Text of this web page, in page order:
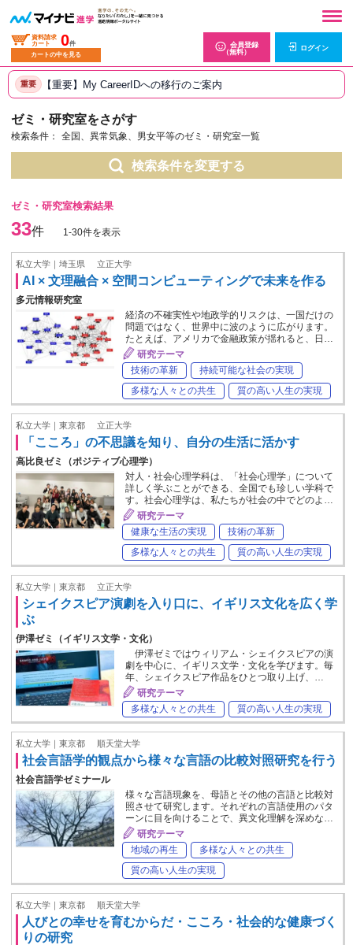
資料請求
カート
0件
カートの中を見る
会員登録
（無料）
ログイン
重要 【重要】My CareerIDへの移行のご案内
ゼミ・研究室をさがす
検索条件： 全国、異常気象、男女平等のゼミ・研究室一覧
検索条件を変更する
ゼミ・研究室検索結果
33件 1-30件を表示
私立大学｜埼玉県 立正大学
AI × 文理融合 × 空間コンピューティングで未来を作る
多元情報研究室
経済の不確実性や地政学的リスクは、一国だけの
問題ではなく、世界中に波のように広がります。
たとえば、アメリカで金融政策が揺れると、日…
研究テーマ
技術の革新
持続可能な社会の実現
多様な人々との共生
質の高い人生の実現
私立大学｜東京都 立正大学
「こころ」の不思議を知り、自分の生活に活かす
高比良ゼミ（ポジティブ心理学）
対人・社会心理学科は、「社会心理学」について
詳しく学ぶことができる、全国でも珍しい学科で
す。社会心理学は、私たちが社会の中でどのよ…
研究テーマ
健康な生活の実現
技術の革新
多様な人々との共生
質の高い人生の実現
私立大学｜東京都 立正大学
シェイクスピア演劇を入り口に、イギリス文化を広く学
ぶ
伊澤ゼミ（イギリス文学・文化）
伊澤ゼミではウィリアム・シェイクスピアの演
劇を中心に、イギリス文学・文化を学びます。毎
年、シェイクスピア作品をひとつ取り上げ、…
研究テーマ
多様な人々との共生
質の高い人生の実現
私立大学｜東京都 順天堂大学
社会言語学的観点から様々な言語の比較対照研究を行う
社会言語学ゼミナール
様々な言語現象を、母語とその他の言語と比較対
照させて研究します。それぞれの言語使用のパタ
ーンに目を向けることで、異文化理解を深めな…
研究テーマ
地域の再生
多様な人々との共生
質の高い人生の実現
私立大学｜東京都 順天堂大学
人びとの幸せを育むからだ・こころ・社会的な健康づく
りの研究